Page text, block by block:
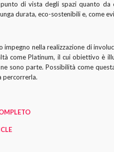
di vista degli spazi quanto da
durata, eco-sostenibili e, come
impegno nella realizzazione di
come Platinum, il cui obiettivo è
sono parte. Possibilità come
percorrerla.